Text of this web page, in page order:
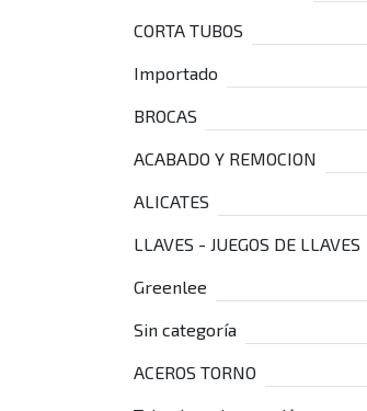
CORTA TUBOS
Importado
BROCAS
ACABADO Y REMOCION
ALICATES
LLAVES - JUEGOS DE LLAVES
Greenlee
Sin categoría
ACEROS TORNO